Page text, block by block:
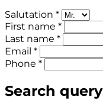
Salutation *
First name *
Last name *
Email *
Phone *
Search query